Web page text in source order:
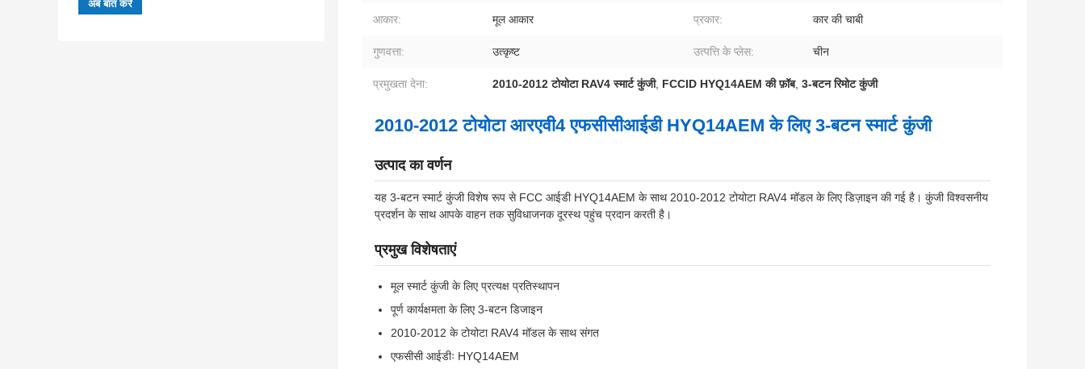
आकार: मूल आकार प्रकार: कार की चाबी
गुणवत्ता: उत्कृष्ट उत्पत्ति के प्लेस: चीन
प्रमुखता देना: 2010-2012 टोयोटा RAV4 स्मार्ट कुंजी, FCCID HYQ14AEM की फ़ॉब, 3-बटन रिमोट कुंजी
2010-2012 टोयोटा आरएवी4 एफसीसीआईडी HYQ14AEM के लिए 3-बटन स्मार्ट कुंजी
उत्पाद का वर्णन
यह 3-बटन स्मार्ट कुंजी विशेष रूप से FCC आईडी HYQ14AEM के साथ 2010-2012 टोयोटा RAV4 मॉडल के लिए डिज़ाइन की गई है। कुंजी विश्वसनीय
प्रदर्शन के साथ आपके वाहन तक सुविधाजनक दूरस्थ पहुंच प्रदान करती है।
प्रमुख विशेषताएं
मूल स्मार्ट कुंजी के लिए प्रत्यक्ष प्रतिस्थापन
पूर्ण कार्यक्षमता के लिए 3-बटन डिजाइन
2010-2012 के टोयोटा RAV4 मॉडल के साथ संगत
एफसीसी आईडीः HYQ14AEM